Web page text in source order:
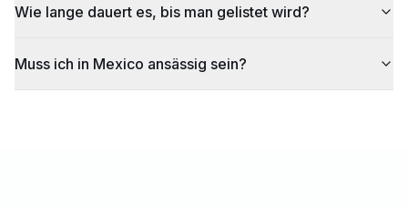
Wie lange dauert es, bis man gelistet wird?
Muss ich in Mexico ansässig sein?